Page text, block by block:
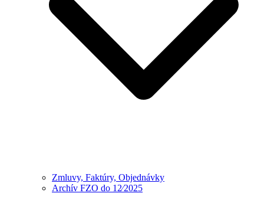
Zmluvy, Faktúry, Objednávky
Archív FZO do 12⁄2025